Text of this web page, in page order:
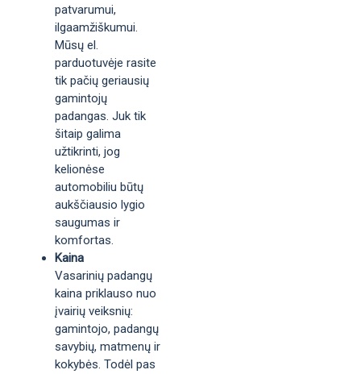
patvarumui,
ilgaamžiškumui.
Mūsų el.
parduotuvėje rasite
tik pačių geriausių
gamintojų
padangas. Juk tik
šitaip galima
užtikrinti, jog
kelionėse
automobiliu būtų
aukščiausio lygio
saugumas ir
komfortas.
Kaina
Vasarinių padangų
kaina priklauso nuo
įvairių veiksnių:
gamintojo, padangų
savybių, matmenų ir
kokybės. Todėl pas